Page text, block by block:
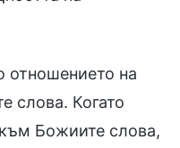
на
слова. Когато
Божиите слова,